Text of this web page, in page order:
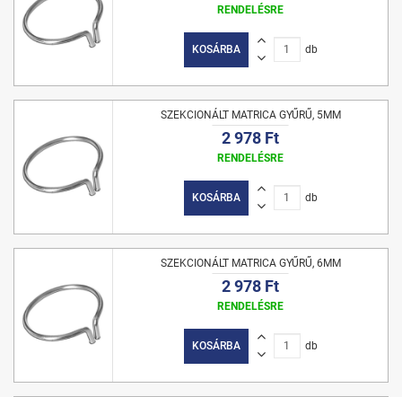
RENDELÉSRE
KOSÁRBA db
SZEKCIONÁLT MATRICA GYŰRŰ, 5MM
2 978 Ft
RENDELÉSRE
KOSÁRBA db
SZEKCIONÁLT MATRICA GYŰRŰ, 6MM
2 978 Ft
RENDELÉSRE
KOSÁRBA db